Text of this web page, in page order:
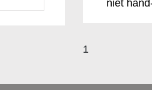
niet
1